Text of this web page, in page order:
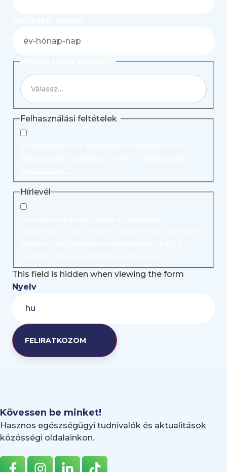
Válassz…
Felhasználási feltételek
Hírlevél
This field is hidden when viewing the form
Nyelv
Kövessen be minket!
Hasznos egészségügyi tudnivalók és aktualitások
közösségi oldalainkon.